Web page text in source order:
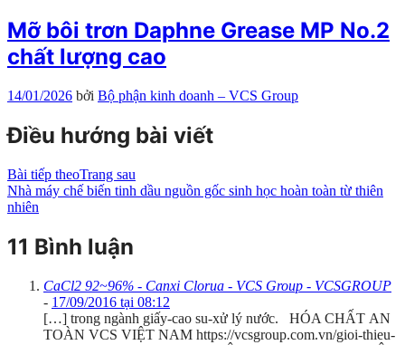
Mỡ bôi trơn Daphne Grease MP No.2
chất lượng cao
14/01/2026 bởi Bộ phận kinh doanh – VCS Group
Điều hướng bài viết
Bài tiếp theoTrang sau
Nhà máy chế biến tinh dầu nguồn gốc sinh học hoàn toàn từ thiên
nhiên
11 Bình luận
CaCl2 92~96% - Canxi Clorua - VCS Group - VCSGROUP
- 17/09/2016 tại 08:12
[…] trong ngành giấy-cao su-xử lý nước. HÓA CHẤT AN
TOÀN VCS VIỆT NAM https://vcsgroup.com.vn/gioi-thieu-